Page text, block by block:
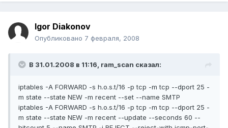
Igor Diakonov
Опубликовано 7 февраля, 2008
В 31.01.2008 в 11:16, ram_scan сказал:
iptables -A FORWARD -s h.o.s.t/16 -p tcp -m tcp --dport 25 -
m state --state NEW -m recent --set --name SMTP
iptables -A FORWARD -s h.o.s.t/16 -p tcp -m tcp --dport 25 -
m state --state NEW -m recent --update --seconds 60 --